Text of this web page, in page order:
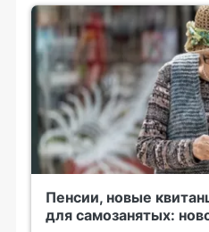
Пенсии, новые
для самозанятых: